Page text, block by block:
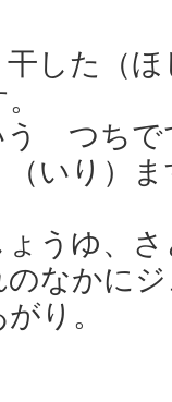
した（ほ
つちで
いり）
うゆ、
なかにジ
り。